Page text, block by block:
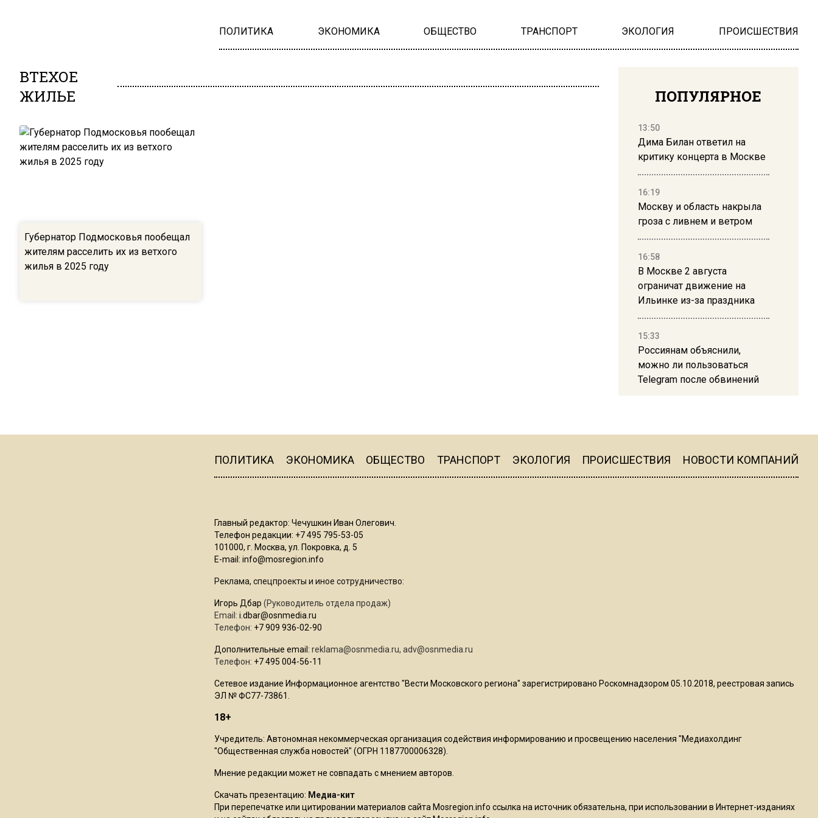
ПОЛИТИКА ЭКОНОМИКА ОБЩЕСТВО ТРАНСПОРТ ЭКОЛОГИЯ ПРОИСШЕСТВИЯ
ВТЕХОЕ
ЖИЛЬЕ
Губернатор Подмосковья пообещал
жителям расселить их из ветхого
жилья в 2025 году
ПОПУЛЯРНОЕ
13:50
Дима Билан ответил на
критику концерта в Москве
16:19
Москву и область накрыла
гроза с ливнем и ветром
16:58
В Москве 2 августа
ограничат движение на
Ильинке из-за праздника
15:33
Россиянам объяснили,
можно ли пользоваться
Telegram после обвинений
литров дождя на
В Подмосковье прекратили
цехах
ПОЛИТИКА ЭКОНОМИКА ОБЩЕСТВО ТРАНСПОРТ ЭКОЛОГИЯ ПРОИСШЕСТВИЯ НОВОСТИ КОМПАНИЙ
Главный редактор: Чечушкин Иван Олегович.
Телефон редакции: +7 495 795-53-05
101000, г. Москва, ул. Покровка, д. 5
E-mail: info@mosregion.info
Реклама, спецпроекты и иное сотрудничество:
Игорь Дбар (Руководитель отдела продаж)
Email: i.dbar@osnmedia.ru
Телефон: +7 909 936-02-90
Дополнительные email: reklama@osnmedia.ru, adv@osnmedia.ru
Телефон: +7 495 004-56-11
Сетевое издание Информационное агентство "Вести Московского региона" зарегистрировано Роскомнадзором 05.10.2018, реестровая запись
ЭЛ № ФС77-73861.
18+
Учредитель: Автономная некоммерческая организация содействия информированию и просвещению населения "Медиахолдинг
"Общественная служба новостей" (ОГРН 1187700006328).
Мнение редакции может не совпадать с мнением авторов.
Скачать презентацию: Медиа-кит
При перепечатке или цитировании материалов сайта Mosregion.info ссылка на источник обязательна, при использовании в Интернет-изданиях